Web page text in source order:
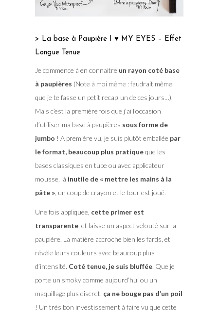
> La base à Paupière I ♥ MY EYES – Effet
Longue Tenue
Je commence à en connaitre un rayon coté base
à paupières (Note à moi même : faudrait même
que je te fasse un petit recap’ un de ces jours…).
Mais c’est la première fois que j’ai l’occasion
d’utiliser ma base à paupières sous forme de
jumbo ! A première vu, je suis plutôt emballée par
le format, beaucoup plus pratiqueque les
bases classiques en tube ou avec applicateur
mousse, là inutile de « mettre les mains à la
pâte », un coup de crayon et le tour est joué.
Une fois appliquée, cette primer est
transparente, et laisse un aspect velouté sur la
paupière. La matière accroche bien les fards, et
révèle leurs couleurs avec beaucoup plus
d’intensité. Coté tenue, je suis bluffée. Que je
porte un smoky comme aujourd’hui ou un
maquillage plus discret, ça ne bouge pas d’un poil
! Un très bon investissement à faire vu que cette